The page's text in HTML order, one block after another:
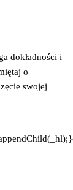
dokładności i
o
swojej